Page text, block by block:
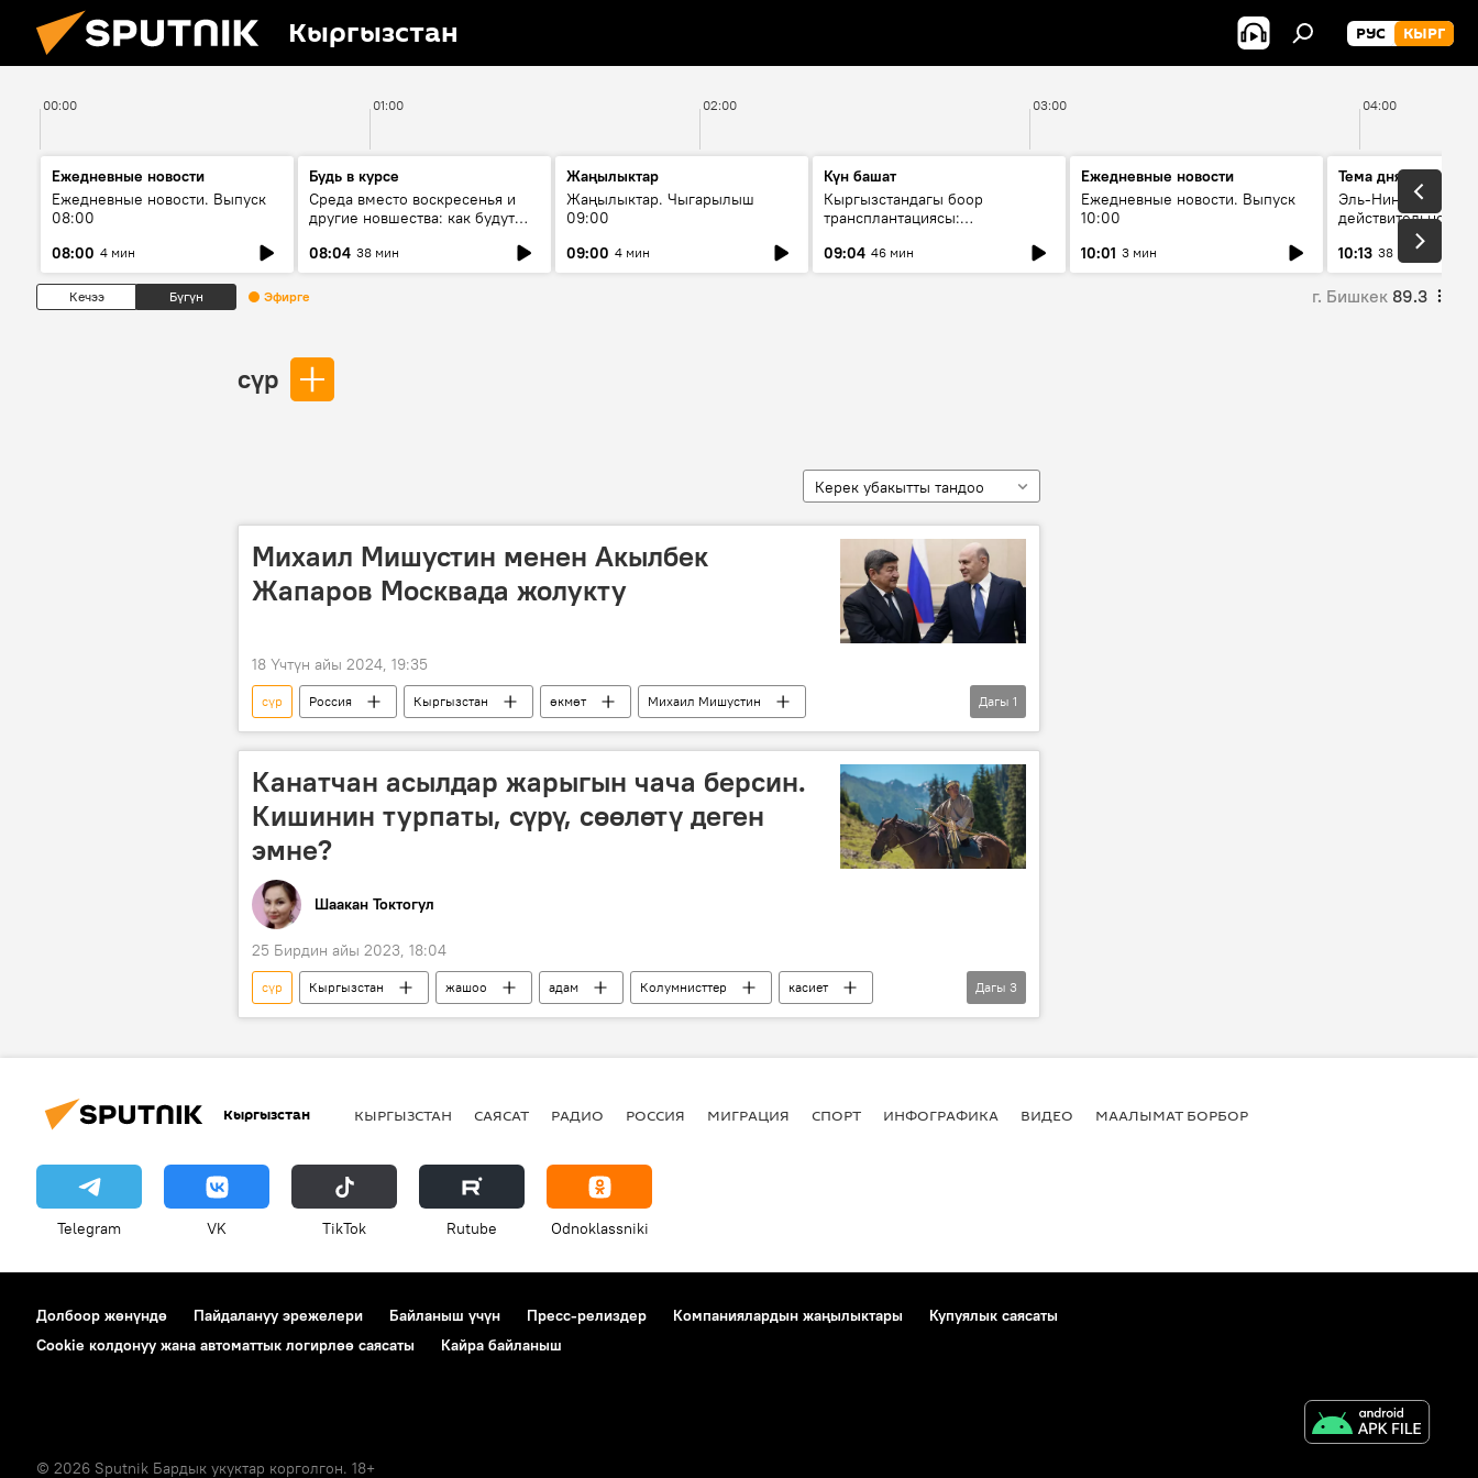
Кыргызстан РУС КЫРГ
00:00 01:00 02:00 03:00 04:00
Ежедневные новости
Ежедневные новости. Выпуск
08:00
08:00 4 мин
Будь в курсе
Среда вместо воскресенья и
другие новшества: как будут
08:04 38 мин
Жаңылыктар
Жаңылыктар. Чыгарылыш
09:00
09:00 4 мин
Күн башат
Кыргызстандагы боор
трансплантациясы:
келечеги
09:04 46 мин
Ежедневные новости
Ежедневные новости. Выпуск
10:00
10:01 3 мин
Тема дня
Эль-Ниньо, жара и
действительно
погоду в
10:13 38 мин
Кечээ Бүгүн Эфирге г. Бишкек 89.3
сүр
Керек убакытты тандоо
Михаил Мишустин менен Акылбек
Жапаров Москвада жолукту
18 Үчтүн айы 2024, 19:35
сүр Россия Кыргызстан өкмөт
Михаил Мишустин
Акылбек Жапаров
Дагы 1
Канатчан асылдар жарыгын чача берсин.
Кишинин турпаты, сүрү, сөөлөтү деген
эмне?
Шаакан Токтогул
25 Бирдин айы 2023, 18:04
сүр Кыргызстан жашоо адам Колумнисттер
касиет
сымбат
турпат сөөлөт
Дагы 3
Кыргызстан КЫРГЫЗСТАН САЯСАТ РАДИО РОССИЯ МИГРАЦИЯ СПОРТ ИНФОГРАФИКА ВИДЕО МААЛЫМАТ БОРБОР
Telegram VK ТikТоk Rutube Odnoklassniki
Долбоор жөнүндө Пайдалануу эрежелери Байланыш үчүн Пресс-релиздер Компаниялардын жаңылыктары
Купуялык саясаты
Cookie колдонуу жана автоматтык логирлөө саясаты
Кайра байланыш
© 2026 Sputnik Бардык укуктар корголгон. 18+